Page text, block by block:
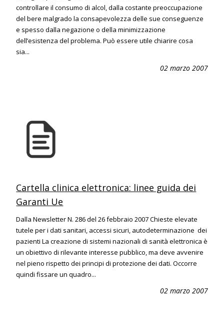
controllare il consumo di alcol, dalla costante preoccupazione
del bere malgrado la consapevolezza delle sue conseguenze
e spesso dalla negazione o della minimizzazione
dell’esistenza del problema. Può essere utile chiarire cosa
sia...
02 marzo 2007
Cartella clinica elettronica: linee guida dei
Garanti Ue
Dalla Newsletter N. 286 del 26 febbraio 2007 Chieste elevate
tutele per i dati sanitari, accessi sicuri, autodeterminazione dei
pazienti La creazione di sistemi nazionali di sanità elettronica è
un obiettivo di rilevante interesse pubblico, ma deve avvenire
nel pieno rispetto dei principi di protezione dei dati. Occorre
quindi fissare un quadro...
02 marzo 2007